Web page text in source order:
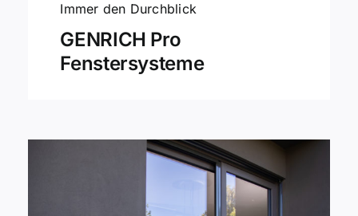
Immer den Durchblick
GENRICH Pro
Fenstersysteme